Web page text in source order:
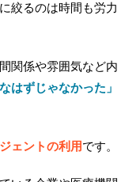
絞るのは時間も労力
関係や雰囲気など内
なはずじゃなかった」
ェントの利用です。